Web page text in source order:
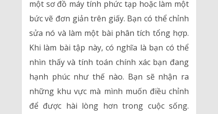
một sơ đồ máy tính phức tạp hoặc làm một
bức vẽ đơn giản trên giấy. Bạn có thể chỉnh
sửa nó và làm một bài phân tích tổng hợp.
Khi làm bài tập này, có nghĩa là bạn có thể
nhìn thấy và tính toán chính xác bạn đang
hạnh phúc như thế nào. Bạn sẽ nhận ra
những khu vực mà mình muốn điều chỉnh
để được hài lòng hơn trong cuộc sống.